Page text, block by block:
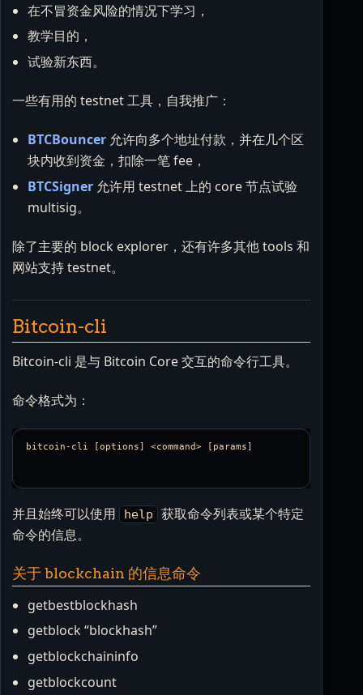
在不冒资金风险的情况下学习，
教学目的，
试验新东西。
一些有用的 testnet 工具，自我推广：
BTCBouncer 允许向多个地址付款，并在几个区
块内收到资金，扣除一笔 fee，
BTCSigner 允许用 testnet 上的 core 节点试验
multisig。
除了主要的 block explorer，还有许多其他 tools 和
网站支持 testnet。
Bitcoin-cli
Bitcoin-cli 是与 Bitcoin Core 交互的命令行工具。
命令格式为：
并且始终可以使用 help
获取命令列表或某个特定
命令的信息。
关于 blockchain 的信息命令
getbestblockhash
getblock “blockhash”
getblockchaininfo
getblockcount